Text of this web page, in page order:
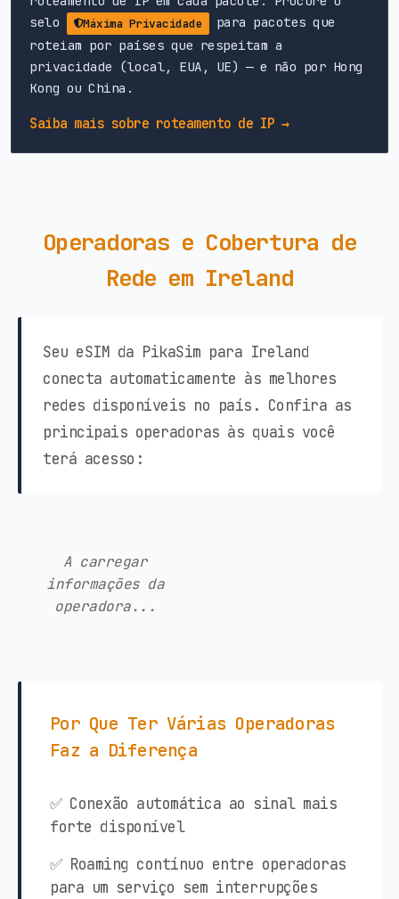
selo
Máxima Privacidade
para pacotes que
roteiam por países que respeitam a
privacidade (local, EUA, UE) — e não por Hong
Kong ou China.
Saiba mais sobre roteamento de IP →
Operadoras e Cobertura de
Rede em Ireland
Seu eSIM da PikaSim para Ireland
conecta automaticamente às melhores
redes disponíveis no país. Confira as
principais operadoras às quais você
terá acesso:
A carregar
informações da
operadora...
Por Que Ter Várias Operadoras
Faz a Diferença
✅ Conexão automática ao sinal mais
forte disponível
✅ Roaming contínuo entre operadoras
para um serviço sem interrupções